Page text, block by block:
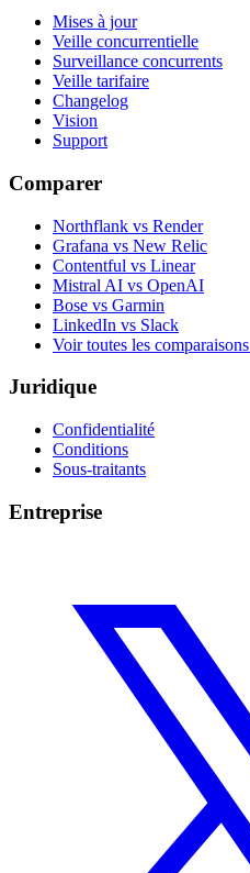
Mises à jour
Veille concurrentielle
Surveillance concurrents
Veille tarifaire
Changelog
Vision
Support
Comparer
Northflank vs Render
Grafana vs New Relic
Contentful vs Linear
Mistral AI vs OpenAI
Bose vs Garmin
LinkedIn vs Slack
Voir toutes les comparaisons
Juridique
Confidentialité
Conditions
Sous-traitants
Entreprise